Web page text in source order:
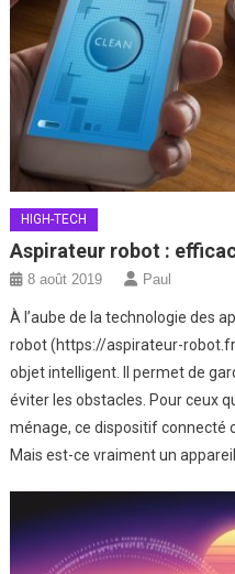
HIGH-TECH
Aspirateur robot :
8 août 2019 Paul
À l’aube de la technologie des
robot (https://aspirateur-
objet intelligent. Il permet de
éviter les obstacles. Pour ceux
ménage, ce dispositif connecté
Mais est-ce vraiment un appareil